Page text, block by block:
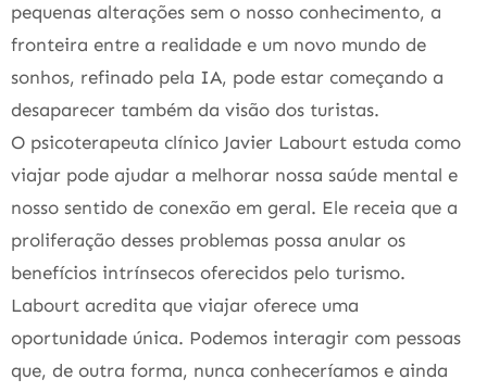
pequenas alterações sem o nosso conhecimento, a
fronteira entre a realidade e um novo mundo de
sonhos, refinado pela IA, pode estar começando a
desaparecer também da visão dos turistas.
O psicoterapeuta clínico Javier Labourt estuda como
viajar pode ajudar a melhorar nossa saúde mental e
nosso sentido de conexão em geral. Ele receia que a
proliferação desses problemas possa anular os
benefícios intrínsecos oferecidos pelo turismo.
Labourt acredita que viajar oferece uma
oportunidade única. Podemos interagir com pessoas
que, de outra forma, nunca conheceríamos e ainda